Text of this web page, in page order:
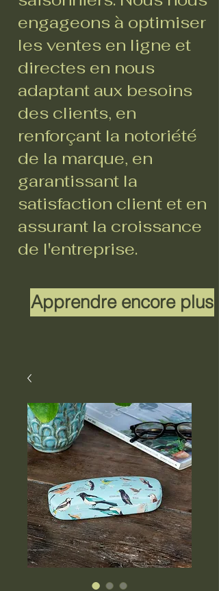
engageons à optimiser
les ventes en ligne et
directes en nous
adaptant aux besoins
des clients, en
renforçant la notoriété
de la marque, en
garantissant la
satisfaction client et en
assurant la croissance
de l'entreprise.
Apprendre encore plus